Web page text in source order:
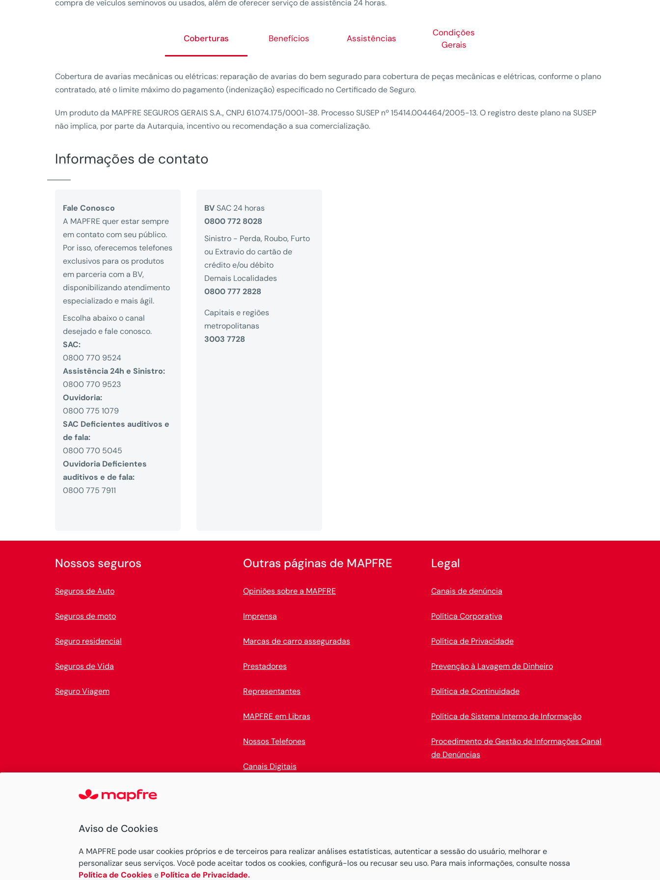
compra de veículos seminovos ou usados, além de oferecer serviço de assistência 24 horas.
Coberturas Benefícios Assistências
Condições
Gerais
Cobertura de avarias mecânicas ou elétricas: reparação de avarias do bem segurado para cobertura de peças mecânicas e elétricas, conforme o plano
contratado, até o limite máximo do pagamento (indenização) especificado no Certificado de Seguro.
Um produto da MAPFRE SEGUROS GERAIS S.A., CNPJ 61.074.175/0001-38. Processo SUSEP nº 15414.004464/2005-13. O registro deste plano na SUSEP
não implica, por parte da Autarquia, incentivo ou recomendação a sua comercialização.
Informações de contato
Fale Conosco
A MAPFRE quer estar sempre
em contato com seu público.
Por isso, oferecemos telefones
exclusivos para os produtos
em parceria com a BV,
disponibilizando atendimento
especializado e mais ágil.
Escolha abaixo o canal
desejado e fale conosco.
SAC:
0800 770 9524
Assistência 24h e Sinistro:
0800 770 9523
Ouvidoria:
0800 775 1079
SAC Deficientes auditivos e
de fala:
0800 770 5045
Ouvidoria Deficientes
auditivos e de fala:
0800 775 7911
BVSAC 24 horas
0800 772 8028
Sinistro - Perda, Roubo, Furto
ou Extravio do cartão de
crédito e/ou débito
Demais Localidades
0800 777 2828
Capitais e regiões
metropolitanas
3003 7728
Nossos seguros
Seguros de Auto
Seguros de moto
Seguro residencial
Seguros de Vida
Seguro Viagem
Outras páginas de MAPFRE
Opiniões sobre a MAPFRE
Imprensa
Marcas de carro asseguradas
Prestadores
Representantes
MAPFRE em Libras
Nossos Telefones
Canais Digitais
Legal
Canais de denúncia
Política Corporativa
Política de Privacidade
Prevenção à Lavagem de Dinheiro
Política de Continuidade
Política de Sistema Interno de Informação
Procedimento de Gestão de Informações Canal
de Denúncias
Aviso de Cookies
A MAPFRE pode usar cookies próprios e de terceiros para realizar análises estatísticas, autenticar a sessão do usuário, melhorar e
personalizar seus serviços. Você pode aceitar todos os cookies, configurá-los ou recusar seu uso. Para mais informações, consulte nossa
Política de Cookies e Política de Privacidade.